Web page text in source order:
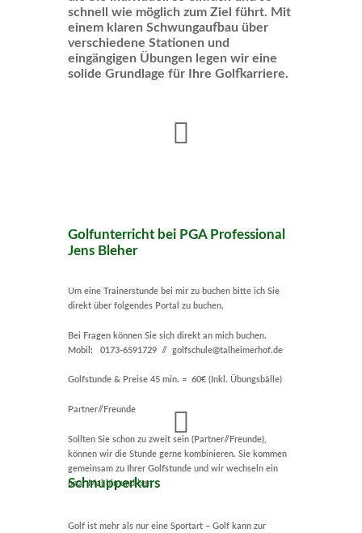
schnell wie möglich zum Ziel führt. Mit
einem klaren Schwungaufbau über
verschiedene Stationen und
eingängigen Übungen legen wir eine
solide Grundlage für Ihre Golfkarriere.
Golfunterricht bei PGA Professional
Jens Bleher
Um eine Trainerstunde bei mir zu buchen bitte ich Sie
direkt über folgendes Portal zu buchen.
Bei Fragen können Sie sich direkt an mich buchen.
Mobil: 0173-6591729 // golfschule@talheimerhof.de
Golfstunde & Preise 45 min. = 60€ (Inkl. Übungsbälle)
Partner//Freunde
Sollten Sie schon zu zweit sein (Partner//Freunde),
können wir die Stunde gerne kombinieren. Sie kommen
gemeinsam zu Ihrer Golfstunde und wir wechseln ein
paar Mal hin und her.
Schnupperkurs
Golf ist mehr als nur eine Sportart – Golf kann zur